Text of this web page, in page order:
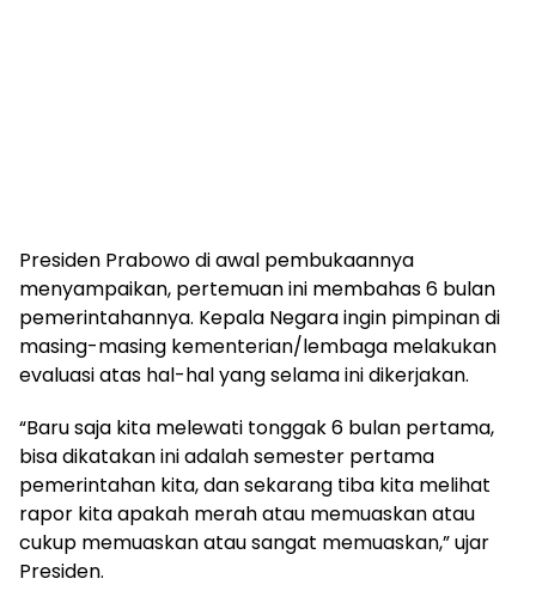
Presiden Prabowo di awal pembukaannya
menyampaikan, pertemuan ini membahas 6 bulan
pemerintahannya. Kepala Negara ingin pimpinan di
masing-masing kementerian/lembaga melakukan
evaluasi atas hal-hal yang selama ini dikerjakan.
“Baru saja kita melewati tonggak 6 bulan pertama,
bisa dikatakan ini adalah semester pertama
pemerintahan kita, dan sekarang tiba kita melihat
rapor kita apakah merah atau memuaskan atau
cukup memuaskan atau sangat memuaskan,” ujar
Presiden.